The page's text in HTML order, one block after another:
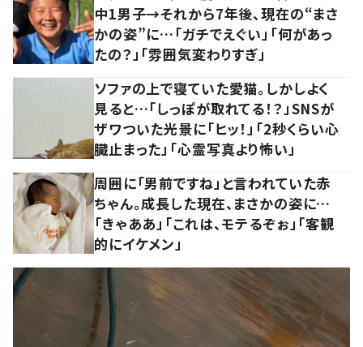
中1男子→それから7年後、現在の“まさ
かの姿”に…「ガチでえぐい」「何があっ
たの？」「雰囲気変わりすぎ」
ソファの上で寝ていた愛猫。しかしよく
見ると…「しっぽが取れてる！？」SNSが
ザワついた光景に「ヒッ！」「2秒くらい心
臓止まった」「心霊写真より怖い」
周囲に「男前ですね」と言われていた赤
ちゃん。成長した現在、まさかの姿に…
「きゃああ」「これは、モテるぞぉ」「客観
的にイケメン」